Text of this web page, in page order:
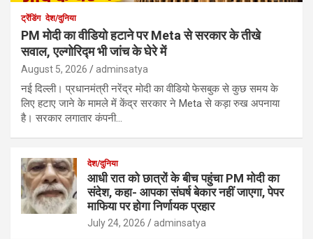
ट्रेंडिंग देश/दुनिया
PM मोदी का वीडियो हटाने पर Meta से सरकार के तीखे
सवाल, एल्गोरिद्म भी जांच के घेरे में
August 5, 2026 adminsatya
नई दिल्ली। प्रधानमंत्री नरेंद्र मोदी का वीडियो फेसबुक से कुछ समय के
लिए हटाए जाने के मामले में केंद्र सरकार ने Meta से कड़ा रुख अपनाया
है। सरकार लगातार कंपनी…
देश/दुनिया
आधी रात को छात्रों के बीच पहुंचा PM मोदी का
संदेश, कहा- आपका संघर्ष बेकार नहीं जाएगा, पेपर
माफिया पर होगा निर्णायक प्रहार
July 24, 2026 adminsatya